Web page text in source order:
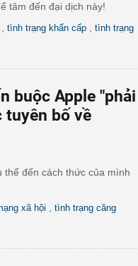
tâm đến đại dịch này!
tình trạng khẩn cấp
tình trạng
buộc Apple "phải
tuyên bố về
thể đến cách thức của mình
xã hội
tình trạng căng